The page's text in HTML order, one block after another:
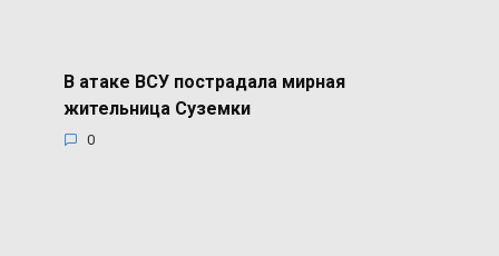
В атаке ВСУ пострадала мирная
жительница Суземки
0